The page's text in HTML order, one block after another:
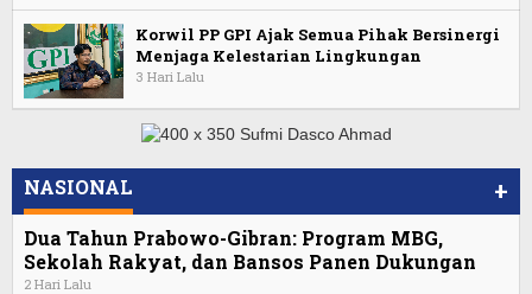
Korwil PP GPI Ajak Semua Pihak Bersinergi
Menjaga Kelestarian Lingkungan
3 Hari Lalu
NASIONAL +
Dua Tahun Prabowo-Gibran: Program MBG,
Sekolah Rakyat, dan Bansos Panen Dukungan
2 Hari Lalu